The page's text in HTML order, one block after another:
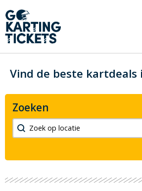
Vind de beste
Zoeken
Zoeken
Zoeken